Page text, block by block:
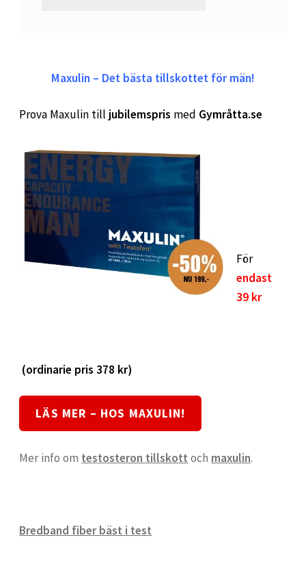
SATS Signalfabriken
SATS SoFo
SATS Spårvagnshallarna
SATS Sportpalatset
SATS Stureplan
Smolov Jr – träningsprogram
Styrkelyft
Maxulin – Det bästa tillskottet för män!
Prova Maxulin till jubilemspris med Gymråtta.se
För
endast
39 kr
(ordinarie pris 378 kr)
LÄS MER – HOS MAXULIN!
Mer info om testosteron tillskott och maxulin.
Bredband fiber bäst i test